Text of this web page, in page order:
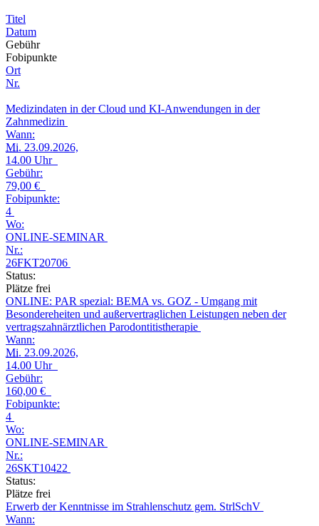
Titel
Datum
Gebühr
Fobipunkte
Ort
Nr.
Medizindaten in der Cloud und KI-Anwendungen in der
Zahnmedizin
Wann:
Mi. 23.09.2026,
14.00 Uhr
Gebühr:
79,00 €
Fobipunkte:
4
Wo:
ONLINE-SEMINAR
Nr.:
26FKT20706
Status:
Plätze frei
ONLINE: PAR spezial: BEMA vs. GOZ - Umgang mit
Besondereheiten und außervertraglichen Leistungen neben der
vertragszahnärztlichen Parodontitistherapie
Wann:
Mi. 23.09.2026,
14.00 Uhr
Gebühr:
160,00 €
Fobipunkte:
4
Wo:
ONLINE-SEMINAR
Nr.:
26SKT10422
Status:
Plätze frei
Erwerb der Kenntnisse im Strahlenschutz gem. StrlSchV
Wann: